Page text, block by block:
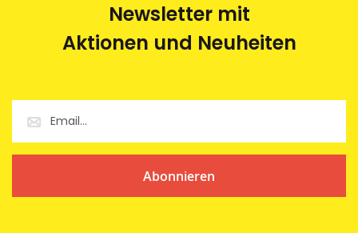
Newsletter mit
Aktionen und Neuheiten
Abonnieren